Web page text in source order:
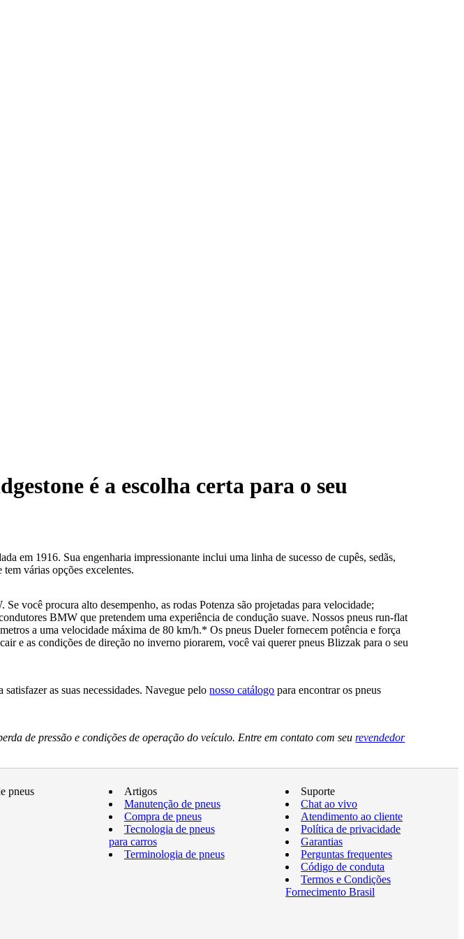
é a escolha certa para o seu
em 1916. Sua engenharia impressionante inclui uma linha de sucesso de cupês, sedãs,
várias opções excelentes.
você procura alto desempenho, as rodas Potenza são projetadas para velocidade;
BMW que pretendem uma experiência de condução suave. Nossos pneus run-flat
a uma velocidade máxima de 80 km/h.* Os pneus Dueler fornecem potência e força
e as condições de direção no inverno piorarem, você vai querer pneus Blizzak para o seu
as suas necessidades. Navegue pelonosso catálogo para encontrar os pneus
de pressão e condições de operação do veículo. Entre em contato com seurevendedor
pneus
Artigos
Manutenção de pneus
Compra de pneus
Tecnologia de pneus
para carros
Terminologia de pneus
Suporte
Chat ao vivo
Atendimento ao cliente
Política de privacidade
Garantias
Perguntas frequentes
Código de conduta
Termos e Condições
Fornecimento Brasil